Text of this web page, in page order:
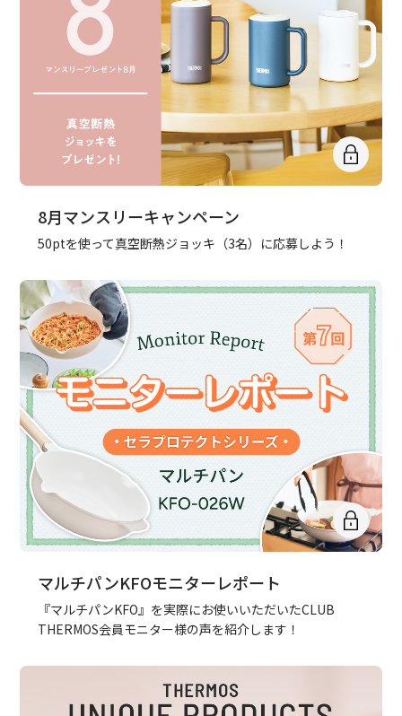
8月マンスリーキャンペーン
50ptを使って真空断熱ジョッキ（3名）に応募しよう！
マルチパンKFOモニターレポート
『マルチパンKFO』を実際にお使いいただいたCLUB
THERMOS会員モニター様の声を紹介します！